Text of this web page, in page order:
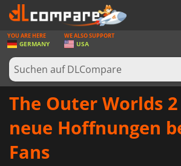
SPIELE
SPIEL KARTEN
SOFTWARE
YOU ARE HERE
GERMANY
WE ALSO SUPPORT
USA
The Outer Worlds
neue Hoffnungen
Fans